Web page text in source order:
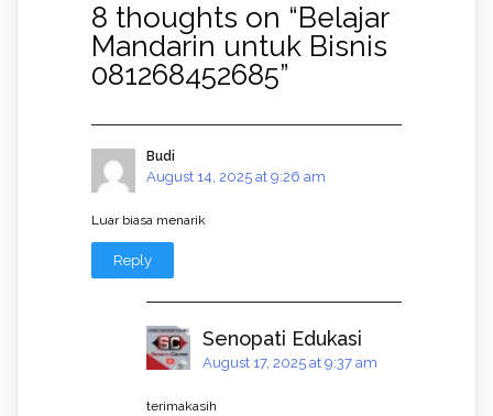
8 thoughts on “Belajar
Mandarin untuk Bisnis
081268452685”
Budi
August 14, 2025 at 9:26 am
Luar biasa menarik
Reply
Senopati Edukasi
August 17, 2025 at 9:37 am
terimakasih